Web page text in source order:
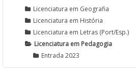
Licenciatura em Geografia
Licenciatura em História
Licenciatura em Letras (Port/Esp.)
Licenciatura em Pedagogia
Entrada 2023